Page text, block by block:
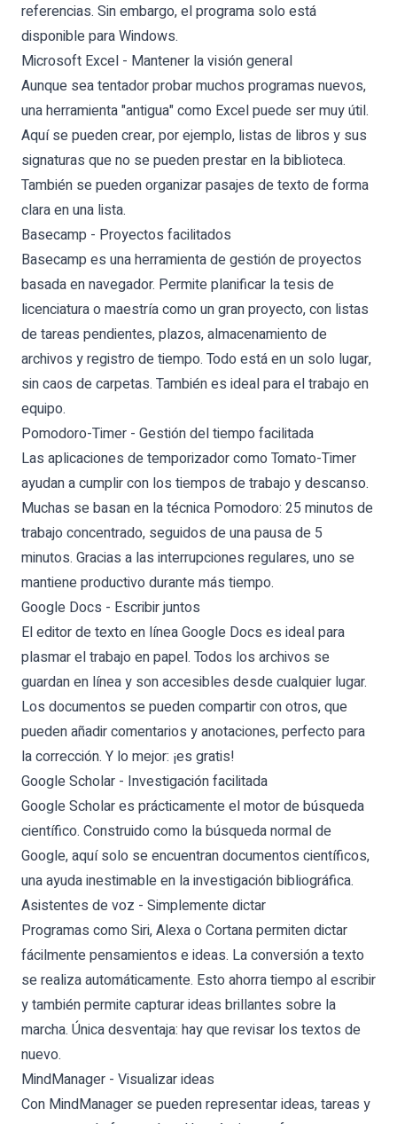
referencias. Sin embargo, el programa solo está
disponible para Windows.
Microsoft Excel - Mantener la visión general
Aunque sea tentador probar muchos programas nuevos,
una herramienta "antigua" como Excel puede ser muy útil.
Aquí se pueden crear, por ejemplo, listas de libros y sus
signaturas que no se pueden prestar en la biblioteca.
También se pueden organizar pasajes de texto de forma
clara en una lista.
Basecamp - Proyectos facilitados
Basecamp es una herramienta de gestión de proyectos
basada en navegador. Permite planificar la tesis de
licenciatura o maestría como un gran proyecto, con listas
de tareas pendientes, plazos, almacenamiento de
archivos y registro de tiempo. Todo está en un solo lugar,
sin caos de carpetas. También es ideal para el trabajo en
equipo.
Pomodoro-Timer - Gestión del tiempo facilitada
Las aplicaciones de temporizador como Tomato-Timer
ayudan a cumplir con los tiempos de trabajo y descanso.
Muchas se basan en la técnica Pomodoro: 25 minutos de
trabajo concentrado, seguidos de una pausa de 5
minutos. Gracias a las interrupciones regulares, uno se
mantiene productivo durante más tiempo.
Google Docs - Escribir juntos
El editor de texto en línea Google Docs es ideal para
plasmar el trabajo en papel. Todos los archivos se
guardan en línea y son accesibles desde cualquier lugar.
Los documentos se pueden compartir con otros, que
pueden añadir comentarios y anotaciones, perfecto para
la corrección. Y lo mejor: ¡es gratis!
Google Scholar - Investigación facilitada
Google Scholar es prácticamente el motor de búsqueda
científico. Construido como la búsqueda normal de
Google, aquí solo se encuentran documentos científicos,
una ayuda inestimable en la investigación bibliográfica.
Asistentes de voz - Simplemente dictar
Programas como Siri, Alexa o Cortana permiten dictar
fácilmente pensamientos e ideas. La conversión a texto
se realiza automáticamente. Esto ahorra tiempo al escribir
y también permite capturar ideas brillantes sobre la
marcha. Única desventaja: hay que revisar los textos de
nuevo.
MindManager - Visualizar ideas
Con MindManager se pueden representar ideas, tareas y